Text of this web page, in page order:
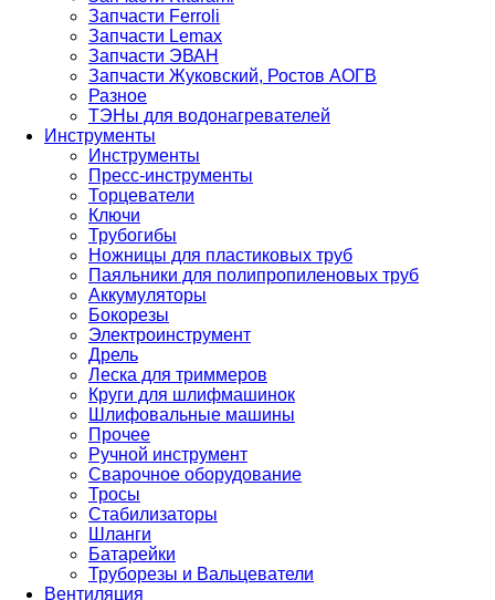
Запчасти Ferroli
Запчасти Lemax
Запчасти ЭВАН
Запчасти Жуковский, Ростов АОГВ
Разное
ТЭНы для водонагревателей
Инструменты
Инструменты
Пресс-инструменты
Торцеватели
Ключи
Трубогибы
Ножницы для пластиковых труб
Паяльники для полипропиленовых труб
Аккумуляторы
Бокорезы
Электроинструмент
Дрель
Леска для триммеров
Круги для шлифмашинок
Шлифовальные машины
Прочее
Ручной инструмент
Сварочное оборудование
Тросы
Стабилизаторы
Шланги
Батарейки
Труборезы и Вальцеватели
Вентиляция